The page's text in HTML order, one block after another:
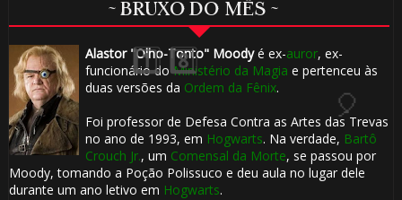
~ BRUXO DO MÊS ~
Alastor "Olho-Tonto" Moodyé ex-auror, ex-
funcionário doMinistério da Magia e pertenceu às
duas versões da Ordem da Fênix.
Foi professor de Defesa Contra as Artes das Trevas
no ano de 1993, em Hogwarts. Na verdade, Bartô
Crouch Jr., um Comensal da Morte, se passou por
Moody, tomando a Poção Polissuco e deu aula no lugar dele
durante um ano letivo em Hogwarts.
🎂
🎈